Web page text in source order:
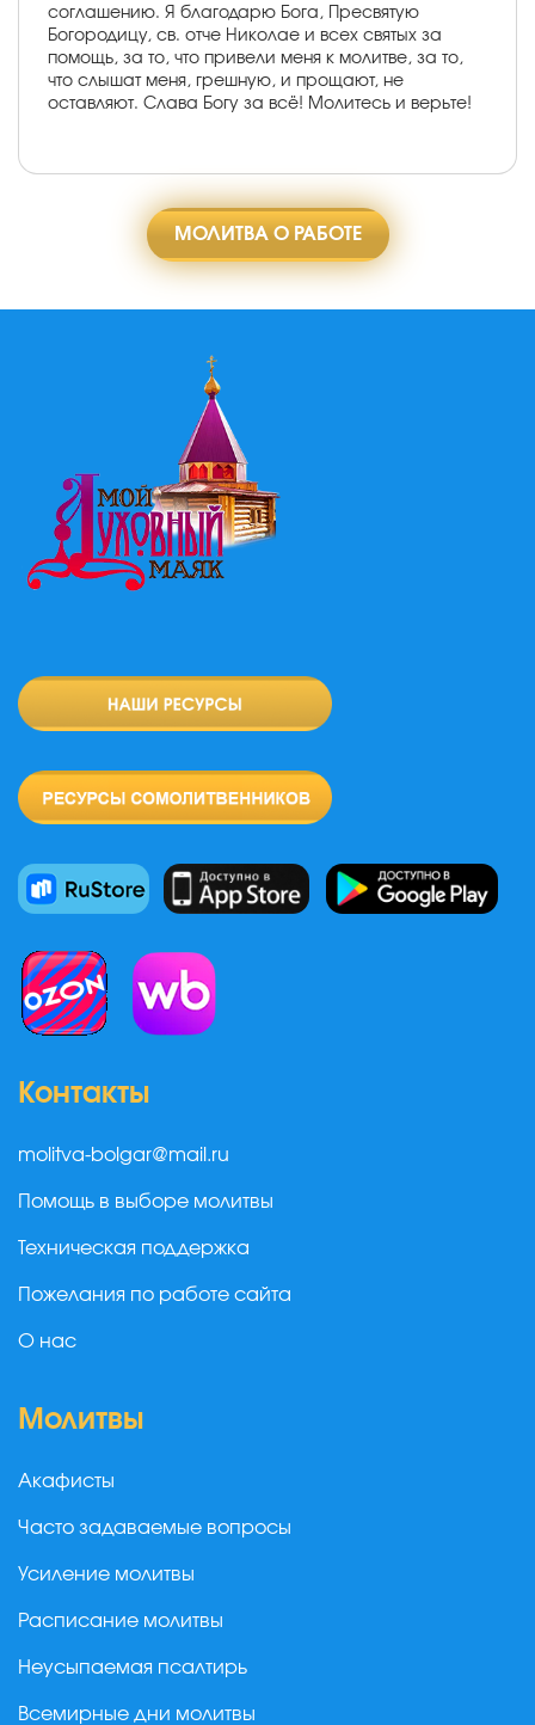
соглашению. Я благодарю Бога, Пресвятую
Богородицу, св. отче Николае и всех святых за
помощь, за то, что привели меня к молитве, за то,
что слышат меня, грешную, и прощают, не
оставляют. Слава Богу за всё! Молитесь и верьте!
МОЛИТВА О РАБОТЕ
Контакты
molitva-bolgar@mail.ru
Помощь в выборе молитвы
Техническая поддержка
Пожелания по работе сайта
О нас
Молитвы
Акафисты
Часто задаваемые вопросы
Усиление молитвы
Расписание молитвы
Неусыпаемая псалтирь
Всемирные дни молитвы